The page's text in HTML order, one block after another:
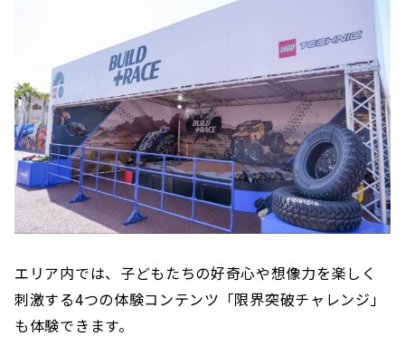
エリア内では、子どもたちの好奇心や想像力を楽しく
刺激する4つの体験コンテンツ「限界突破チャレンジ」
も体験できます。